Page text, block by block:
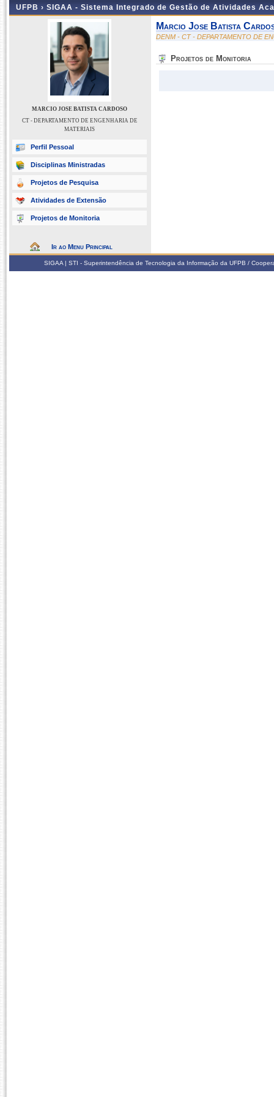
UFPB › SIGAA - Sistema Integrado de Gestão de Atividades
MARCIO JOSE BATISTA CARDOSO
CT - DEPARTAMENTO DE ENGENHARIA DE
MATERIAIS
Perfil Pessoal
Disciplinas Ministradas
Projetos de Pesquisa
Atividades de Extensão
Projetos de Monitoria
Ir ao Menu Principal
Marcio Jose Batista
DENM - CT - DEPARTAMENTO DE
Projetos de Monitoria
SIGAA | STI - Superintendência de Tecnologia da Informação da UFPB /